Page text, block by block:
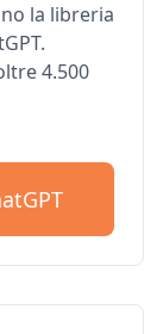
la libreria
4.500